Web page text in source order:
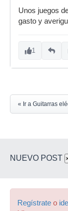
Unos juegos
gasto y
1
« Ir a Guitarras
NUEVO POST
Regístrate o